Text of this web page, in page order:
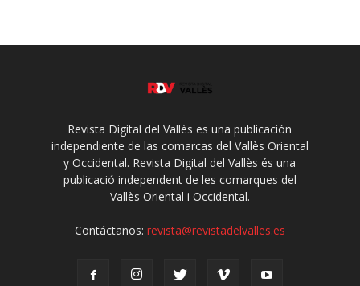
Revista Digital del Vallès es una publicación
independiente de las comarcas del Vallès Oriental
y Occidental. Revista Digital del Vallès és una
publicació independent de les comarques del
Vallès Oriental i Occidental.
Contáctanos: revista@revistadelvalles.es